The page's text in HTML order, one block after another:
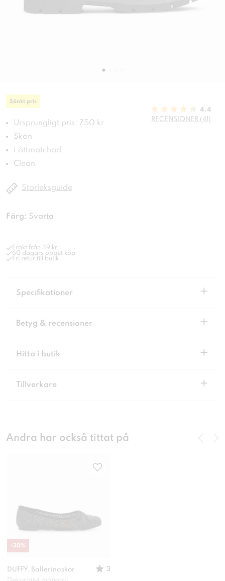
Sänkt pris
Ursprungligt pris: 750 kr
Skön
Lättmatchad
Clean
4.4
RECENSIONER (41)
Storleksguide
Färg: Svarta
Frakt från 39 kr
60 dagars öppet köp
Fri retur till butik
Specifikationer +
Betyg & recensioner +
Hitta i butik +
Tillverkare +
Andra har också tittat på
DUFFY, Ballerinaskor
3
-30%